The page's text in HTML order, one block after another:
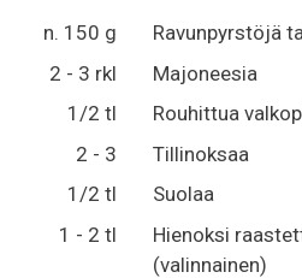
n. 150 g
Ravunpyrstöjä
2 - 3 rkl
Majoneesia
1/2 tl
Rouhittua
2 - 3
Tillinoksaa
1/2 tl
Suolaa
1 - 2 tl
Hienoksi
(valinnainen)